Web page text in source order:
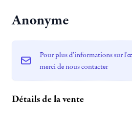
Anonyme
Pour plus d'informations sur
merci de nous contacter
Détails de la vente